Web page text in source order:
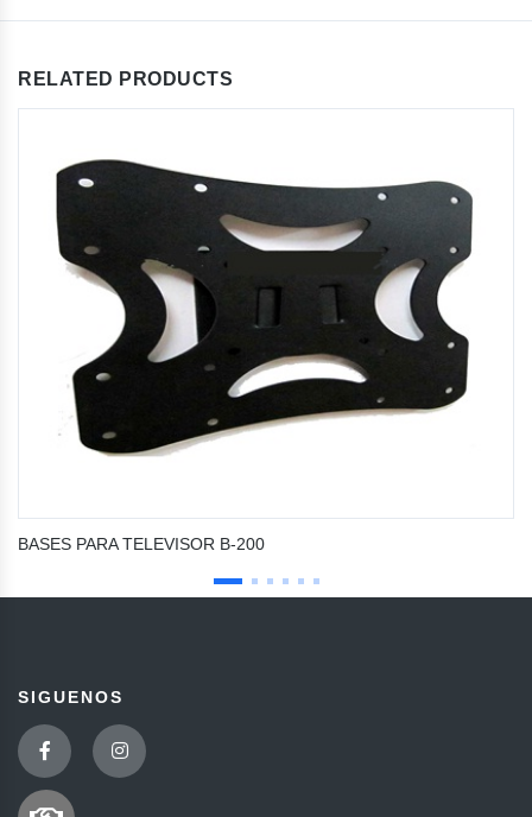
RELATED PRODUCTS
BASES PARA TELEVISOR B-200
SIGUENOS